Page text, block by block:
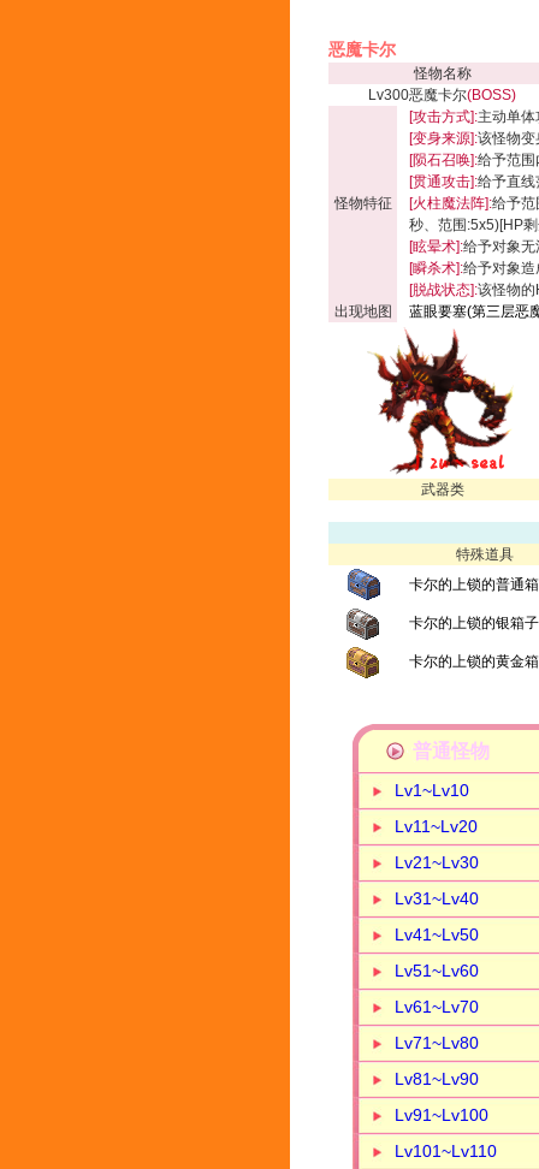
恶魔卡尔
怪物名称
Lv300恶魔卡尔(BOSS)
怪物特征
[攻击方式]:主动单体
[变身来源]:该怪物变
[陨石召唤]:给予范
[贯通攻击]:给予直
[火柱魔法阵]:给予范
秒、范围:5x5)[HP
[眩晕术]:给予对象
[瞬杀术]:给予对象
[脱战状态]:该怪物
出现地图
蓝眼要塞(第三层恶
武器类
特殊道具
卡尔的上锁的普通
卡尔的上锁的银箱子
卡尔的上锁的黄金
普通怪物
Lv1~Lv10
Lv11~Lv20
Lv21~Lv30
Lv31~Lv40
Lv41~Lv50
Lv51~Lv60
Lv61~Lv70
Lv71~Lv80
Lv81~Lv90
Lv91~Lv100
Lv101~Lv110